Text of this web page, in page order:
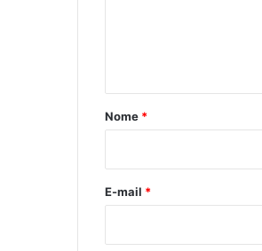
r
*
Nome *
E-mail *